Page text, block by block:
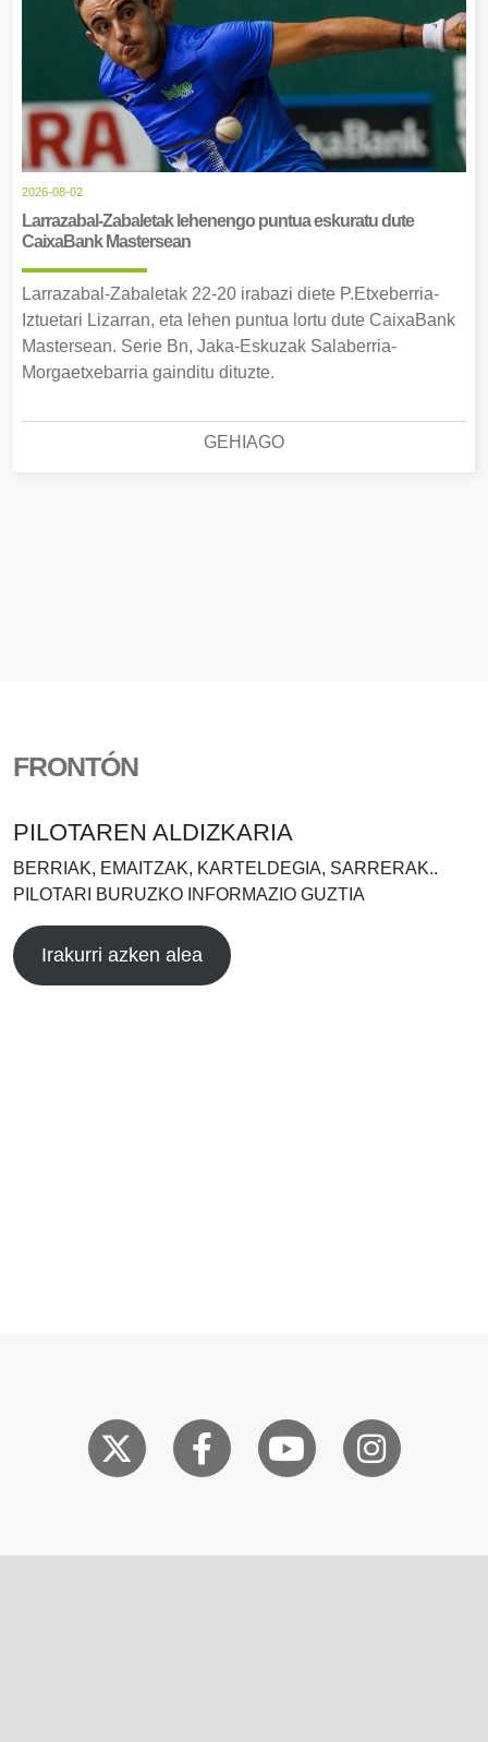
2026-08-02
Larrazabal-Zabaletak lehenengo puntua eskuratu dute
CaixaBank Mastersean
Larrazabal-Zabaletak 22-20 irabazi diete P.Etxeberria-
Iztuetari Lizarran, eta lehen puntua lortu dute CaixaBank
Mastersean. Serie Bn, Jaka-Eskuzak Salaberria-
Morgaetxebarria gainditu dituzte.
GEHIAGO
FRONTÓN
PILOTAREN ALDIZKARIA
BERRIAK, EMAITZAK, KARTELDEGIA, SARRERAK..
PILOTARI BURUZKO INFORMAZIO GUZTIA
Irakurri azken alea